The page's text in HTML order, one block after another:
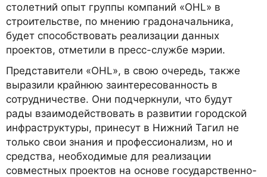
столетний опыт группы компаний «OHL» в
строительстве, по мнению градоначальника,
будет способствовать реализации данных
проектов, отметили в пресс-службе мэрии.
Представители «OHL», в свою очередь, также
выразили крайнюю заинтересованность в
сотрудничестве. Они подчеркнули, что будут
рады взаимодействовать в развитии городской
инфраструктуры, принесут в Нижний Тагил не
только свои знания и профессионализм, но и
средства, необходимые для реализации
совместных проектов на основе государственно-